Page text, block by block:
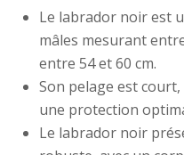
Le labrador noir est
mâles mesurant
entre 54 et 60 cm.
Son pelage est
une protection
Le labrador noir